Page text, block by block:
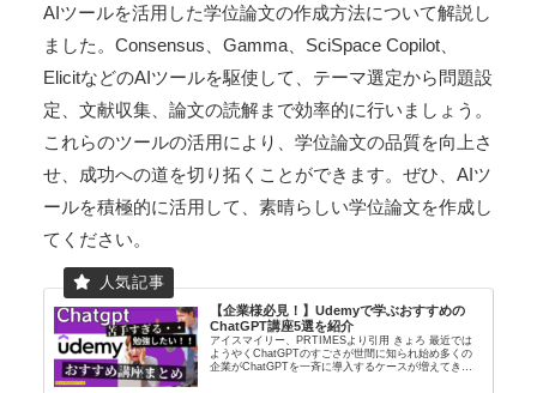
AIツールを活用した学位論文の作成方法について解説し
ました。Consensus、Gamma、SciSpace Copilot、
ElicitなどのAIツールを駆使して、テーマ選定から問題設
定、文献収集、論文の読解まで効率的に行いましょう。
これらのツールの活用により、学位論文の品質を向上さ
せ、成功への道を切り拓くことができます。ぜひ、AIツ
ールを積極的に活用して、素晴らしい学位論文を作成し
てください。
【企業様必見！】Udemyで学ぶおすすめの
ChatGPT講座5選を紹介
アイスマイリー、PRTIMESより引用 きょろ 最近では
ようやくChatGPTのすごさが世間に知られ始め多くの
企業がChatGPTを一斉に導入するケースが増えてきま